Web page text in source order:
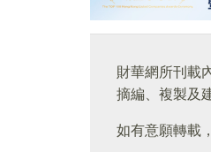
財華網所刊載
摘編、複製及
如有意願轉載